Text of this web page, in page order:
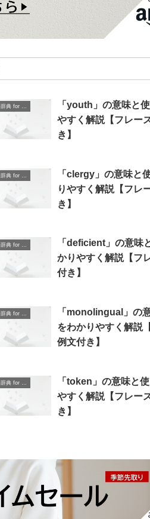
「youth」の意味と
やすく解説【フレー
き】
「clergy」の意味と
りやすく解説【フレ
き】
「deficient」の意味
かりやすく解説【フ
付き】
英単語辞典 for Beginners
「monolingual」の
をわかりやすく解説
例文付き】
英単語辞典 for Beginners
「token」の意味と
やすく解説【フレー
き】